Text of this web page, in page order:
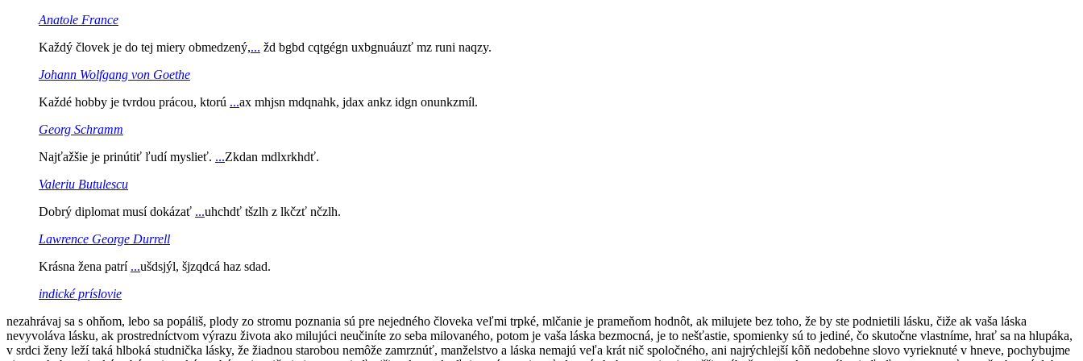
Anatole France
Každý človek je do tej miery obmedzený,... žd bgbd cqtgégn uxbgnuáuzť mz runi naqzy.
Johann Wolfgang von Goethe
Každé hobby je tvrdou prácou, ktorú ...ax mhjsn mdqnahk, jdax ankz idgn onunkzmíl.
Georg Schramm
Najťažšie je prinútiť ľudí myslieť. ...Zkdan mdlxrkhdť.
Valeriu Butulescu
Dobrý diplomat musí dokázať ...uhchdť tšzlh z lkčzť nčzlh.
Lawrence George Durrell
Krásna žena patrí ...ušdsjýl, šjzqdcá haz sdad.
indické príslovie
nezahrávaj sa s ohňom, lebo sa popáliš, plody zo stromu poznania sú pre nejedného človeka veľmi trpké, mlčanie je prameňom hodnôt, ak milujete bez toho, že by ste podnietili lásku, čiže ak vaša láska
nevyvoláva lásku, ak prostredníctvom výrazu života ako milujúci neučiníte zo seba milovaného, potom je vaša láska bezmocná, je to nešťastie, spomienky sú to jediné, čo skutočne vlastníme, hrať sa na hlupáka,
v srdci ženy leží taká hlboká studnička lásky, že žiadnou starobou nemôže zamrznúť, manželstvo a láska nemajú veľa krát nič spoločného, ani najrýchlejší kôň nedobehne slovo vyrieknuté v hneve, pochybujme